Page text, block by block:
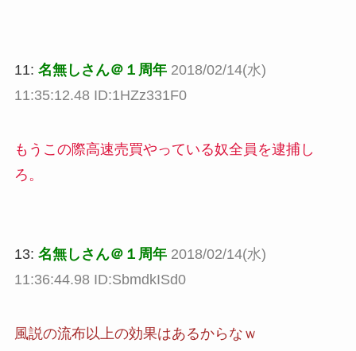
11: 名無しさん＠１周年 2018/02/14(水)
11:35:12.48 ID:1HZz331F0
もうこの際高速売買やっている奴全員を逮捕し
ろ。
13: 名無しさん＠１周年 2018/02/14(水)
11:36:44.98 ID:SbmdkISd0
風説の流布以上の効果はあるからなｗ